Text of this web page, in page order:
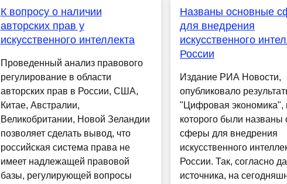
К вопросу о наличии
авторских прав у
искусственного интеллекта
Проведенный анализ правового
регулирование в области
авторских прав в России, США,
Китае, Австралии,
Великобритании, Новой Зеландии
позволяет сделать вывод, что
российская система права не
имеет надлежащей правовой
базы, регулирующей вопросы
Названы основные
для внедрения
искусственного
России
Издание РИА Новости,
опубликовало
"Цифровая экономика",
которого были названы
сферы для внедрения
искусственного
России. Так, согласно
источника, на